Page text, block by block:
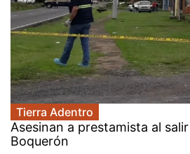
Tierra Adentro
Asesinan a prestamista al
Boquerón